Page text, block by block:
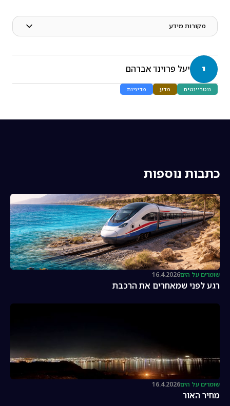
מקורות מידע
י יעל פרוינד אברהם
נוטריינטים מדע מדיניות
כתבות נוספות
שומרים על הים16.4.2026
רגע לפני שמאחרים את הרכבת
שומרים על הים16.4.2026
מחיר האור